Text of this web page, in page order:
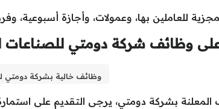
للعاملين بها، وعمولات، وأجازة أسبوعية،
على وظائف شركة دومتي للصناعات
وظائف خالية بشركة دومتي
المعلنة بشركة دومتي، يرجى التقديم على استمارة